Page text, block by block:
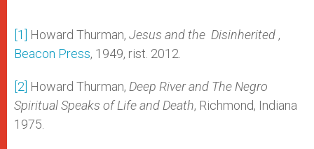
[1] Howard Thurman, Jesus and the Disinherited ,
Beacon Press, 1949, rist. 2012.
[2] Howard Thurman, Deep River and The Negro
Spiritual Speaks of Life and Death, Richmond, Indiana
1975.